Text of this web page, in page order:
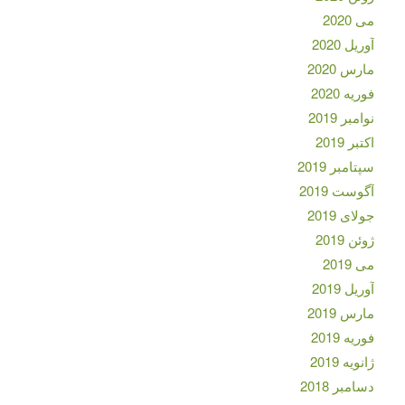
می 2020
آوریل 2020
مارس 2020
فوریه 2020
نوامبر 2019
اکتبر 2019
سپتامبر 2019
آگوست 2019
جولای 2019
ژوئن 2019
می 2019
آوریل 2019
مارس 2019
فوریه 2019
ژانویه 2019
دسامبر 2018